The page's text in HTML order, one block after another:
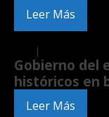
Leer Más
|
Gobierno del
históricos en
Leer Más